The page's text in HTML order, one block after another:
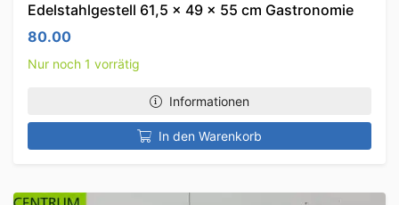
Edelstahlgestell 61,5 x 49 x 55 cm Gastronomie
80.00
Nur noch 1 vorrätig
Informationen
In den Warenkorb